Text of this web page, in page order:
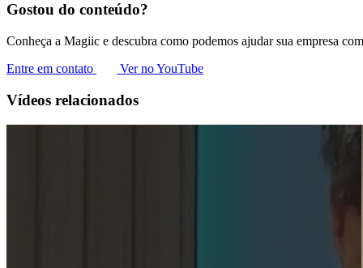
Gostou do conteúdo?
Conheça a Magiic e descubra como podemos ajudar sua empresa
Entre em contato
Ver no YouTube
Vídeos relacionados